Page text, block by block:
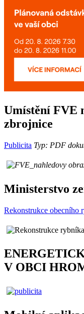
Umístění FVE
zbrojnice
Publicita Typ: PDF
Ministerstvo
Rekonstrukce
V OBCI